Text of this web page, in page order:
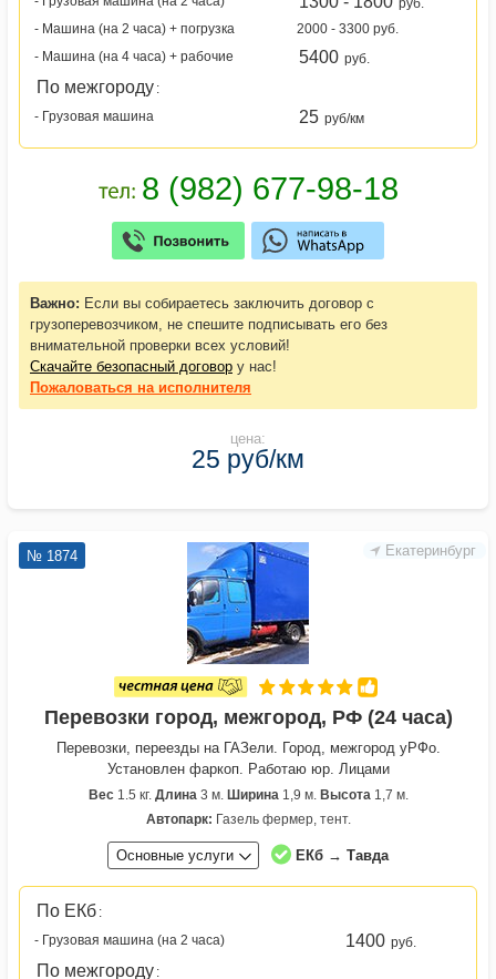
- Машина (на 2 часа) + погрузка
2000 - 3300 руб.
- Машина (на 4 часа) + рабочие
5400 руб.
По межгороду :
- Грузовая машина
25 руб/км
Важно: Если вы собираетесь заключить договор с
грузоперевозчиком, не спешите подписывать его без
внимательной проверки всех условий!
Скачайте безопасный договор у нас!
Пожаловаться на исполнителя
цена:
25 руб/км
Екатеринбург
№ 1874
Перевозки город, межгород, РФ (24 часа)
Перевозки, переезды на ГАЗели. Город, межгород уРФо.
Установлен фаркоп. Работаю юр. Лицами
Вес1.5 кг. Длина3 м. Ширина1,9 м. Высота1,7 м.
Автопарк: Газель фермер, тент.
Основные услуги ЕКб → Тавда
По ЕКб :
- Грузовая машина (на 2 часа)
1400 руб.
По межгороду :